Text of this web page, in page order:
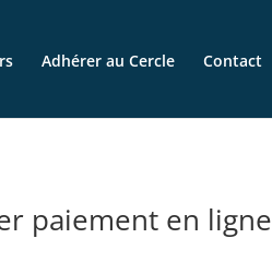
Adhérer au Cercle Contact
paiement en ligne